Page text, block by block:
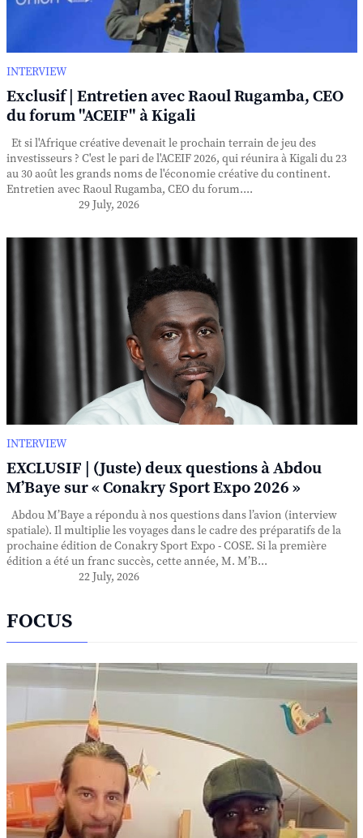
INTERVIEW
Exclusif | Entretien avec Raoul Rugamba, CEO
du forum "ACEIF" à Kigali
Et si l'Afrique créative devenait le prochain terrain de jeu des
investisseurs ? C'est le pari de l'ACEIF 2026, qui réunira à Kigali du 23
au 30 août les grands noms de l'économie créative du continent.
Entretien avec Raoul Rugamba, CEO du forum....
29 July, 2026
INTERVIEW
EXCLUSIF | (Juste) deux questions à Abdou
M’Baye sur « Conakry Sport Expo 2026 »
Abdou M’Baye a répondu à nos questions dans l’avion (interview
spatiale). Il multiplie les voyages dans le cadre des préparatifs de la
prochaine édition de Conakry Sport Expo - COSE. Si la première
édition a été un franc succès, cette année, M. M’B...
22 July, 2026
FOCUS